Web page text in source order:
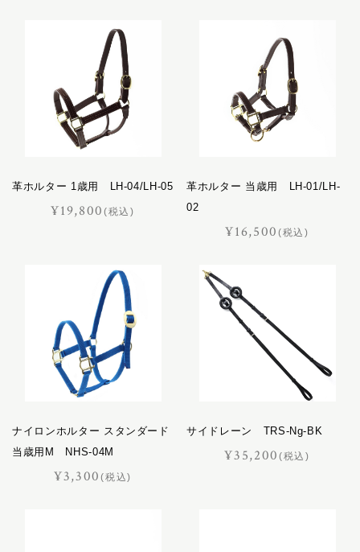
革ホルター 1歳用 LH-04/LH-05
¥19,800(税込)
革ホルター 当歳用 LH-01/LH-
02
¥16,500(税込)
ナイロンホルター スタンダード
当歳用M NHS-04M
¥3,300(税込)
サイドレーン TRS-Ng-BK
¥35,200(税込)